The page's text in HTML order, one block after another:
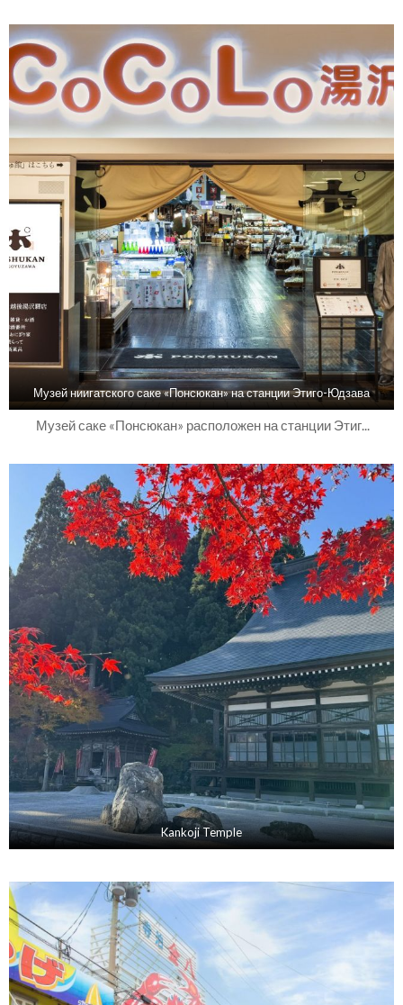
Музей ниигатского саке «Понсюкан» на станции Этиго-Юдзава
Музей саке «Понсюкан» расположен на станции Этиг...
Kankoji Temple